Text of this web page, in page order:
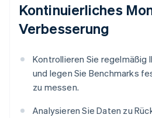
Kontinuierliches
Verbesserung
Kontrollieren Sie regelmäßig
und legen Sie Benchmarks
zu messen.
Analysieren Sie Daten zu